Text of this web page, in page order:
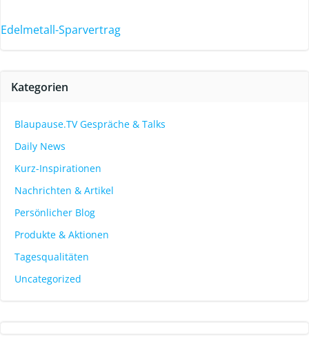
Edelmetall-Sparvertrag
Kategorien
Blaupause.TV Gespräche & Talks
Daily News
Kurz-Inspirationen
Nachrichten & Artikel
Persönlicher Blog
Produkte & Aktionen
Tagesqualitäten
Uncategorized